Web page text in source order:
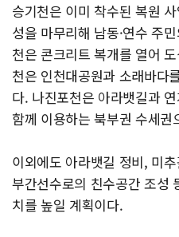
승기천은 이미 착수된 복원
성을 마무리해 남동·연수 주
천은 콘크리트 복개를 열어
천은 인천대공원과 소래바다
다. 나진포천은 아라뱃길과
함께 이용하는 북부권 수세권
이외에도 아라뱃길 정비, 미
부간선수로의 친수공간 조성
치를 높일 계획이다.